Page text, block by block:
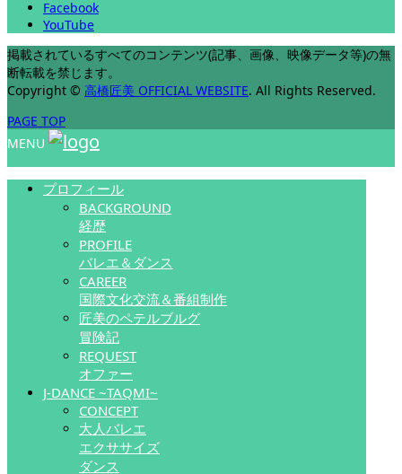
Facebook
YouTube
掲載されているすべてのコンテンツ(記事、画像、映像データ等)の無
断転載を禁じます。
Copyright © 高橋匠美 OFFICIAL WEBSITE. All Rights Reserved.
PAGE TOP
MENU
プロフィール
BACKGROUND
経歴
PROFILE
バレエ＆ダンス
CAREER
国際文化交流＆番組制作
匠美のペテルブルグ
冒険記
REQUEST
オファー
J-DANCE ~TAQMI~
CONCEPT
大人バレエ
エクササイズ
ダンス